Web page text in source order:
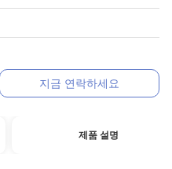
지금 연락하세요
제품 설명